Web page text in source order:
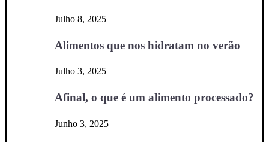
Julho 8, 2025
Alimentos que nos hidratam no verão
Julho 3, 2025
Afinal, o que é um alimento processado?
Junho 3, 2025